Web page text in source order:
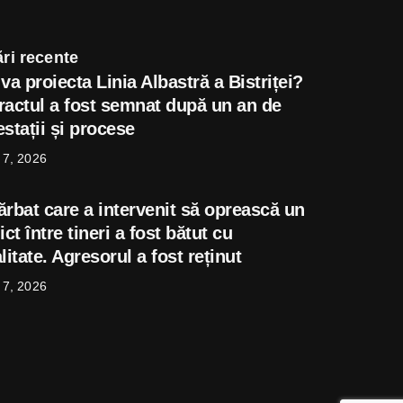
recente
proiecta Linia Albastră a Bistriței?
a fost semnat după un an de
și procese
2026
care a intervenit să oprească un
între tineri a fost bătut cu
Agresorul a fost reținut
2026